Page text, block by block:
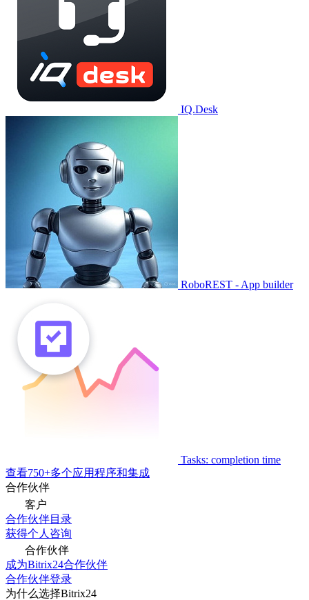
IQ.Desk
RoboREST - App builder
Tasks: completion time
查看750+多个应用程序和集成
合作伙伴
客户
合作伙伴目录
获得个人咨询
合作伙伴
成为Bitrix24合作伙伴
合作伙伴登录
为什么选择Bitrix24